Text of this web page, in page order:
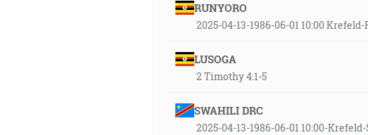
RUNYORO
2025-04-13-1986-06-01 10:00 Krefeld-
LUSOGA
2 Timothy 4:1-5
SWAHILI DRC
2025-04-13-1986-06-01 10:00-